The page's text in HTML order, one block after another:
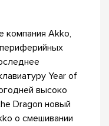
компания Akko,
Year of
высоко
Dragon новый
о смешивании